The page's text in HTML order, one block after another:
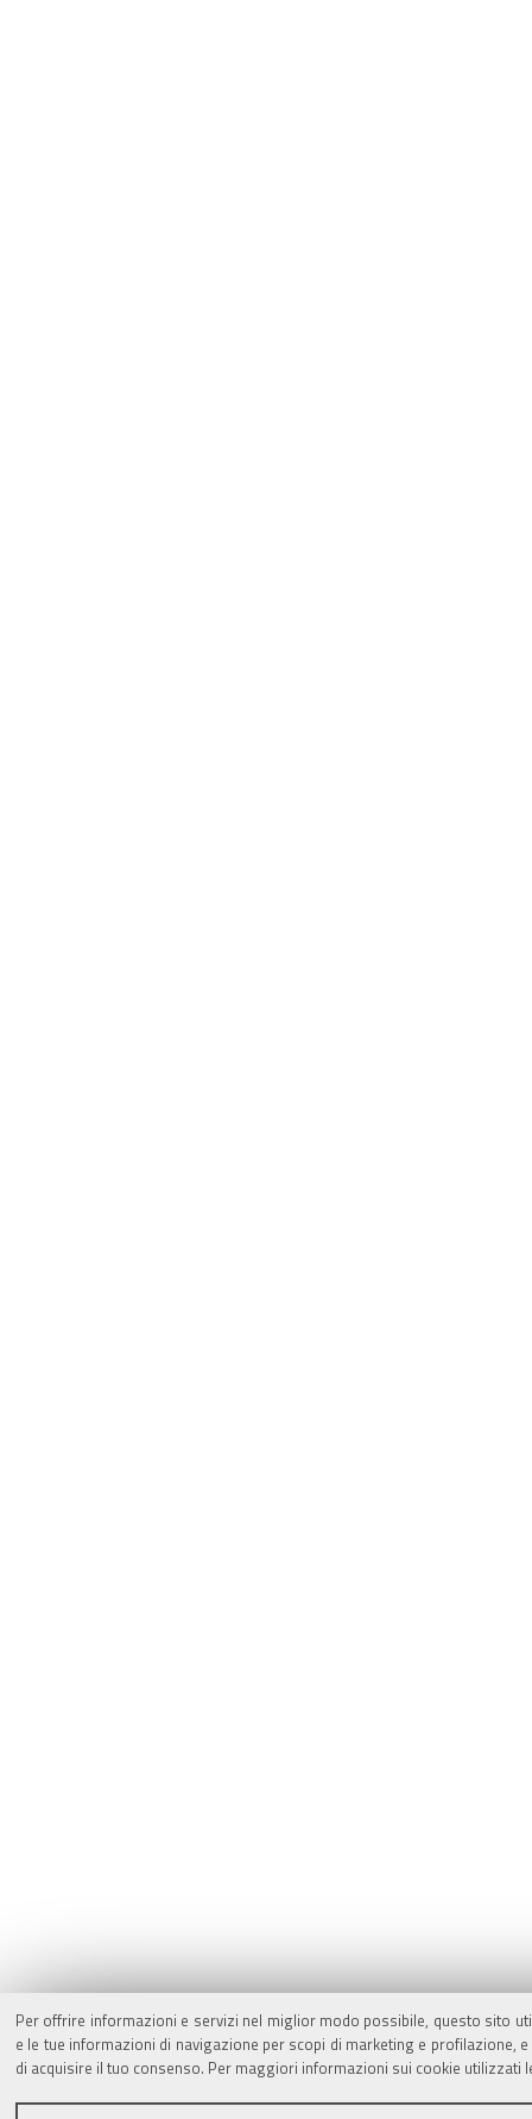
Per offrire informazioni e servizi nel miglior modo possibile, questo sito
e le tue informazioni di navigazione per scopi di marketing e
di acquisire il tuo consenso. Per maggiori informazioni sui cookie utilizzati